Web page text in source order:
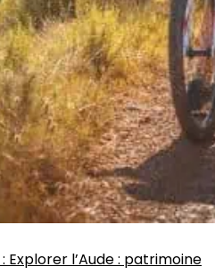
: Explorer l’Aude : patrimoine